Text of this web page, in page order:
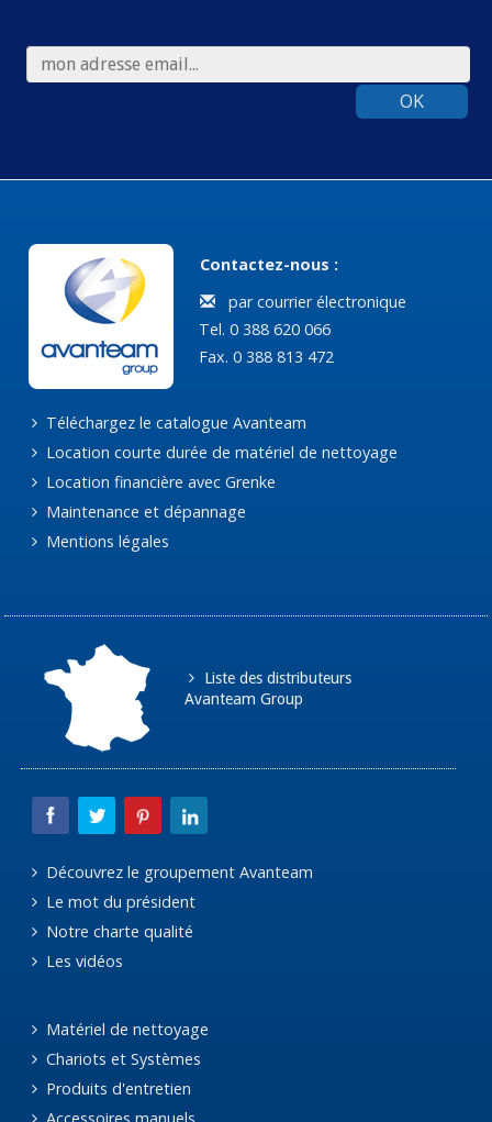
OK
Contactez-nous :
par courrier électronique
Tel. 0 388 620 066
Fax. 0 388 813 472
Téléchargez le catalogue Avanteam
Location courte durée de matériel de nettoyage
Location financière avec Grenke
Maintenance et dépannage
Mentions légales
Liste des distributeurs
Avanteam Group
Découvrez le groupement Avanteam
Le mot du président
Notre charte qualité
Les vidéos
Matériel de nettoyage
Chariots et Systèmes
Produits d'entretien